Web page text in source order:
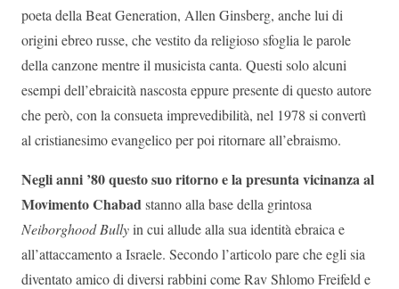
poeta della Beat Generation, Allen Ginsberg, anche lui di
origini ebreo russe, che vestito da religioso sfoglia le parole
della canzone mentre il musicista canta. Questi solo alcuni
esempi dell’ebraicità nascosta eppure presente di questo autore
che però, con la consueta imprevedibilità, nel 1978 si convertì
al cristianesimo evangelico per poi ritornare all’ebraismo.
Negli anni ’80 questo suo ritorno e la presunta vicinanza al
Movimento Chabadstanno alla base della grintosa
Neiborghood Bullyin cui allude alla sua identità ebraica e
all’attaccamento a Israele. Secondo l’articolo pare che egli sia
diventato amico di diversi rabbini come Rav Shlomo Freifeld e